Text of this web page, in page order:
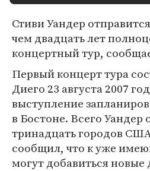
Стиви Уандер
чем двадцать лет
концертный тур,
Первый концерт тура
Диего 23 августа 2007
выступление
в Бостоне. Всего Уандер
тринадцать городов
сообщил, что к уже
могут добавиться новые